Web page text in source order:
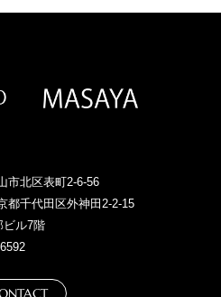
北区表町2-6-56
都千代田区外神田2-2-15
ル7階